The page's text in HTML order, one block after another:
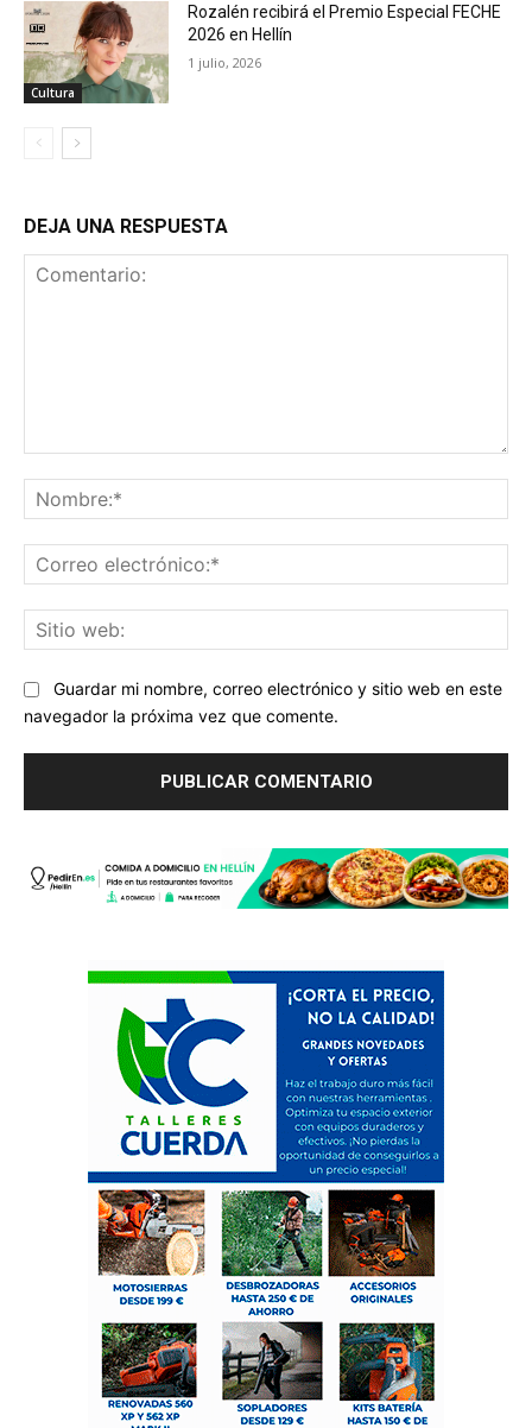
Cultura
Rozalén recibirá el Premio Especial FECHE
2026 en Hellín
1 julio, 2026
DEJA UNA RESPUESTA
Guardar mi nombre, correo electrónico y sitio web en este
navegador la próxima vez que comente.